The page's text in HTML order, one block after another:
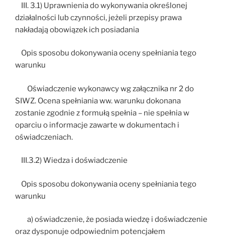
III. 3.1) Uprawnienia do wykonywania określonej
działalności lub czynności, jeżeli przepisy prawa
nakładają obowiązek ich posiadania
Opis sposobu dokonywania oceny spełniania tego
warunku
Oświadczenie wykonawcy wg załącznika nr 2 do
SIWZ. Ocena spełniania ww. warunku dokonana
zostanie zgodnie z formułą spełnia – nie spełnia w
oparciu o informacje zawarte w dokumentach i
oświadczeniach.
III.3.2) Wiedza i doświadczenie
Opis sposobu dokonywania oceny spełniania tego
warunku
a) oświadczenie, że posiada wiedzę i doświadczenie
oraz dysponuje odpowiednim potencjałem